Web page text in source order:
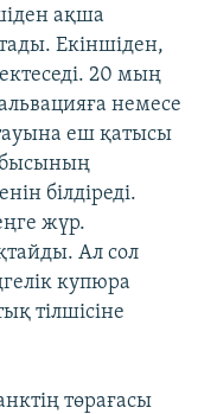
ақша
Екіншіден,
20 мың
немесе
еш қатысы
білдіреді.
жүр.
Ал сол
купюра
тілшісіне
төрағасы